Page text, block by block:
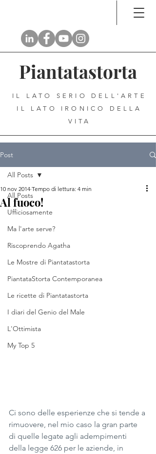
Piantatastorta
IL LATO SERIO DELL'ARTE
IL LATO IRONICO DELLA
VITA
Post
All Posts
Ufficiosamente
Ma l'arte serve?
Riscoprendo Agatha
Le Mostre di Piantatastorta
PiantataStorta Contemporanea
Le ricette di Piantatastorta
I diari del Genio del Male
L'Ottimista
My Top 5
All Posts
Al fuoco!
10 nov 2014 Tempo di lettura: 4 min
Ci sono delle esperienze che si tende a
rimuovere, nel mio caso la gran parte
di quelle legate agli adempimenti
della legge 626 per le aziende, in